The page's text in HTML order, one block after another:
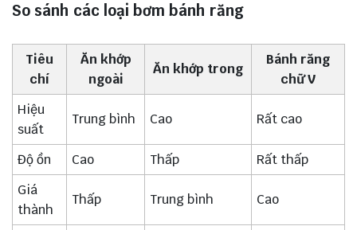
So sánh các loại bơm bánh răng
Tiêu
chí
Ăn khớp
ngoài
Ăn khớp trong
Bánh răng
chữ V
Hiệu
suất
Trung bình Cao Rất cao
Độ ồn Cao Thấp
Rất thấp
Giá
thành
Thấp Trung bình Cao